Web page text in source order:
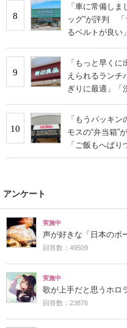
8
「車に常備し
ッグ”が評判 「
るベルトが良い」
9
「もっと早く
えられるランチ
ぎりに最適」「
10
「もうパッキ
モスの“弁当箱”
「ご飯もへばり
アンケート
実施中
声が好きな「日本のボ
回答数：49509
実施中
歌が上手だと思うホロ
回答数：23876